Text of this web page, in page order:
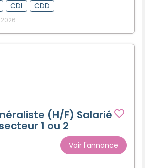
CDI CDD
(H/F) Salarié
1 ou 2
Voir l'annonce